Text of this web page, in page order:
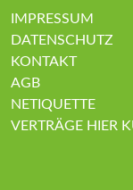
IMPRESSUM
DATENSCHUTZ
KONTAKT
AGB
NETIQUETTE
VERTRÄGE HIER